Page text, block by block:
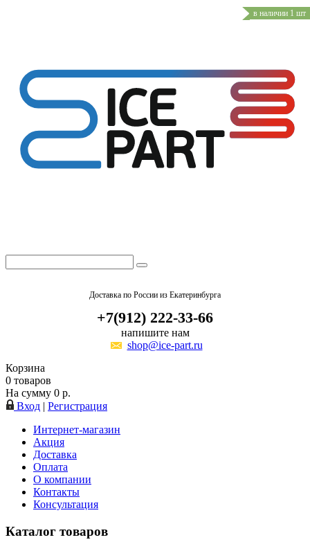
Доставка по России из Екатеринбурга
+7(912) 222-33-66
напишите нам
shop@ice-part.ru
Корзина
0 товаров
На сумму 0 р.
Вход | Регистрация
Интернет-магазин
Акция
Доставка
Оплата
О компании
Контакты
Консультация
Каталог товаров
в наличии 1 шт